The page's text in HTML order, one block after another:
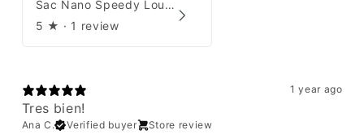
Sac Nano Speedy Louis Vuitton X Yayoi Kusama
5 ★ · 1 review
1 year ago
Tres bien!
Ana C. Verified buyer Store review